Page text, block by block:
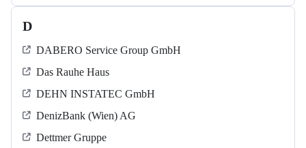
D
DABERO Service Group GmbH
Das Rauhe Haus
DEHN INSTATEC GmbH
DenizBank (Wien) AG
Dettmer Gruppe